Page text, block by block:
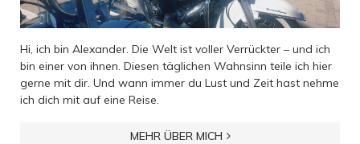
Hi, ich bin Alexander. Die Welt ist voller Verrückter – und ich
bin einer von ihnen. Diesen täglichen Wahnsinn teile ich hier
gerne mit dir. Und wann immer du Lust und Zeit hast nehme
ich dich mit auf eine Reise.
MEHR ÜBER MICH